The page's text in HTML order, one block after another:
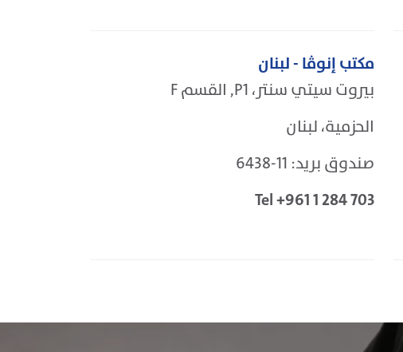
مكتب إنوڤا - لبنان
بيروت سيتي سنتر، P1, القسم F
الحزمية، لبنان
صندوق بريد: 11-6438
Tel +961 1 284 703